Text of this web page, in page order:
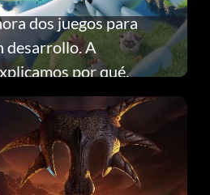
dos juegos para
desarrollo. A
por qué.